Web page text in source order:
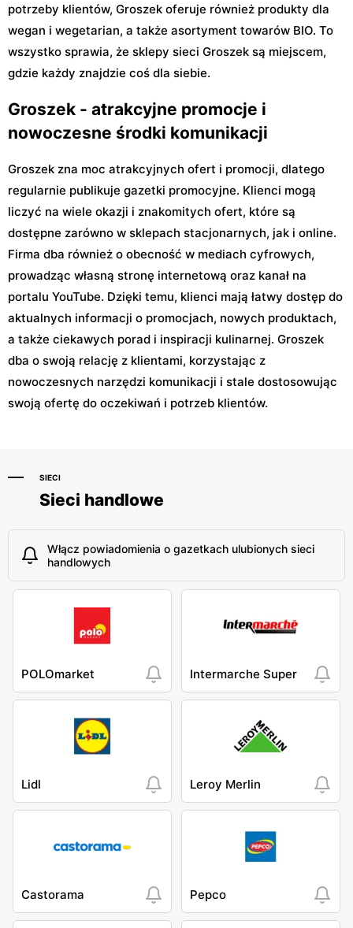
potrzeby klientów, Groszek oferuje również produkty dla
wegan i wegetarian, a także asortyment towarów BIO. To
wszystko sprawia, że sklepy sieci Groszek są miejscem,
gdzie każdy znajdzie coś dla siebie.
Groszek - atrakcyjne promocje i
nowoczesne środki komunikacji
Groszek zna moc atrakcyjnych ofert i promocji, dlatego
regularnie publikuje gazetki promocyjne. Klienci mogą
liczyć na wiele okazji i znakomitych ofert, które są
dostępne zarówno w sklepach stacjonarnych, jak i online.
Firma dba również o obecność w mediach cyfrowych,
prowadząc własną stronę internetową oraz kanał na
portalu YouTube. Dzięki temu, klienci mają łatwy dostęp do
aktualnych informacji o promocjach, nowych produktach,
a także ciekawych porad i inspiracji kulinarnej. Groszek
dba o swoją relację z klientami, korzystając z
nowoczesnych narzędzi komunikacji i stale dostosowując
swoją ofertę do oczekiwań i potrzeb klientów.
SIECI
Sieci handlowe
Włącz powiadomienia o gazetkach ulubionych sieci
handlowych
POLOmarket Intermarche Super
Lidl Leroy Merlin
Castorama Pepco